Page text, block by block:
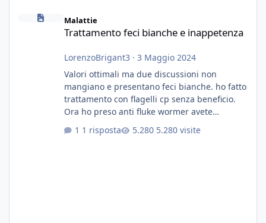
Malattie
Trattamento feci bianche e inappetenza
LorenzoBrigant3 · 3 Maggio 2024
Valori ottimali ma due discussioni non
mangiano e presentano feci bianche. ho fatto
trattamento con flagelli cp senza beneficio.
Ora ho preso anti fluke wormer avete
sostanza
1 risposta 5.280 visite